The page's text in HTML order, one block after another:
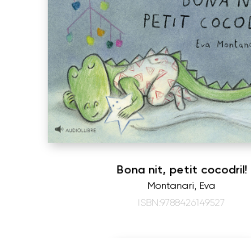
Bona nit, petit cocodril!
Montanari, Eva
ISBN:9788426149527